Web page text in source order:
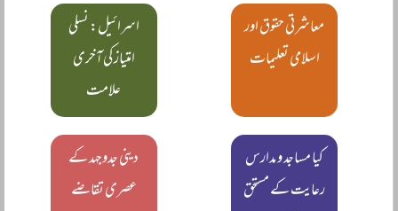
معاشرتی حقوق اور
اسلامی تعلیمات
اسرائیل: نسلی
امتیاز کی آخری
علامت
کیا مساجد و مدارس
رعایت کے مستحق
دینی جدوجہد کے
عصری تقاضے